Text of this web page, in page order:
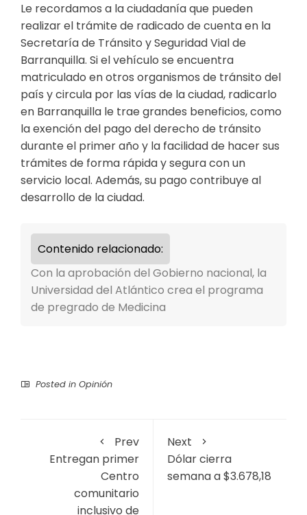
Le recordamos a la ciudadanía que pueden
realizar el trámite de radicado de cuenta en la
Secretaría de Tránsito y Seguridad Vial de
Barranquilla. Si el vehículo se encuentra
matriculado en otros organismos de tránsito del
país y circula por las vías de la ciudad, radicarlo
en Barranquilla le trae grandes beneficios, como
la exención del pago del derecho de tránsito
durante el primer año y la facilidad de hacer sus
trámites de forma rápida y segura con un
servicio local. Además, su pago contribuye al
desarrollo de la ciudad.
Contenido relacionado:
Con la aprobación del Gobierno nacional, la
Universidad del Atlántico crea el programa
de pregrado de Medicina
Posted in Opinión
Prev
Entregan primer
Centro
comunitario
inclusivo de
Next
Dólar cierra
semana a $3.678,18